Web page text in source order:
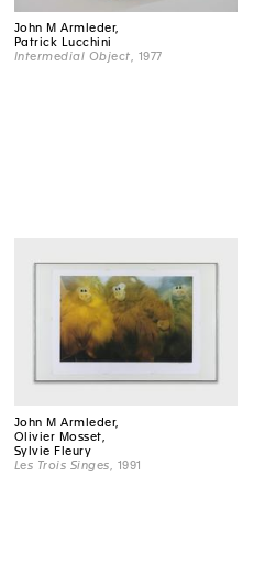
John M Armleder,
Patrick Lucchini
Intermedial Object , 1977
John M Armleder,
Olivier Mosset,
Sylvie Fleury
Les Trois Singes , 1991